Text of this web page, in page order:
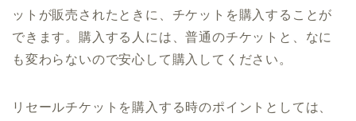
ットが販売されたときに、チケットを購入することが
できます。購入する人には、普通のチケットと、なに
も変わらないので安心して購入してください。
リセールチケットを購入する時のポイントとしては、